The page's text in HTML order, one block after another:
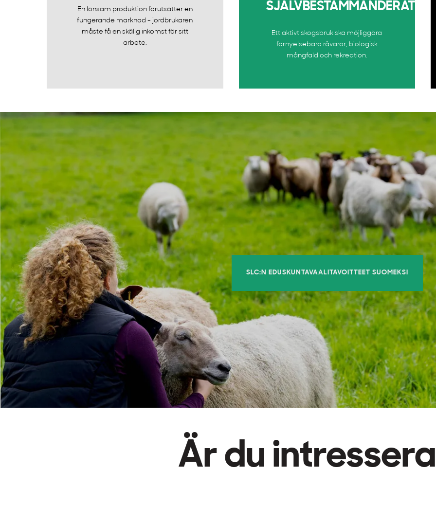
En lönsam produktion förutsätter en
fungerande marknad - jordbrukaren
måste få en skälig inkomst för sitt
arbete.
SJÄLVBESTÄMMANDERÄTT
Ett aktivt skogsbruk ska möjliggöra
förnyelsebara råvaror, biologisk
mångfald och rekreation.
SLC:N EDUSKUNTAVAALITAVOITTEET SUOMEKSI
Är du